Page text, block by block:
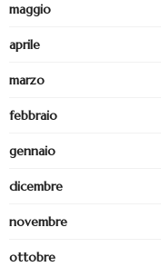
maggio
aprile
marzo
febbraio
gennaio
dicembre
novembre
ottobre